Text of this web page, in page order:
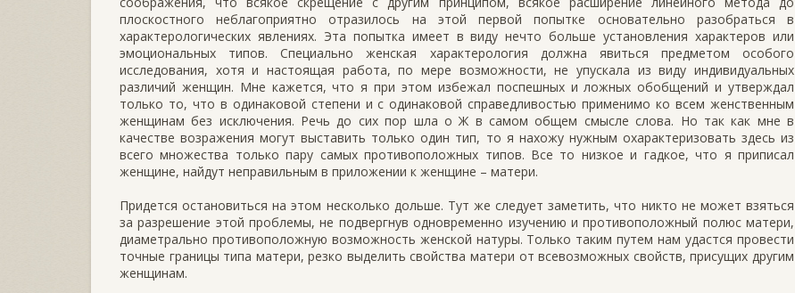
плоскостного неблагоприятно отразилось на этой первой попытке основательно разобраться в
характерологических явлениях. Эта попытка имеет в виду нечто больше установления характеров или
эмоциональных типов. Специально женская характерология должна явиться предметом особого
исследования, хотя и настоящая работа, по мере возможности, не упускала из виду индивидуальных
различий женщин. Мне кажется, что я при этом избежал поспешных и ложных обобщений и утверждал
только то, что в одинаковой степени и с одинаковой справедливостью применимо ко всем женственным
женщинам без исключения. Речь до сих пор шла о Ж в самом общем смысле слова. Но так как мне в
качестве возражения могут выставить только один тип, то я нахожу нужным охарактеризовать здесь из
всего множества только пару самых противоположных типов. Все то низкое и гадкое, что я приписал
женщине, найдут неправильным в приложении к женщине – матери.
Придется остановиться на этом несколько дольше. Тут же следует заметить, что никто не может взяться
за разрешение этой проблемы, не подвергнув одновременно изучению и противоположный полюс матери,
диаметрально противоположную возможность женской натуры. Только таким путем нам удастся провести
точные границы типа матери, резко выделить свойства матери от всевозможных свойств, присущих другим
женщинам.